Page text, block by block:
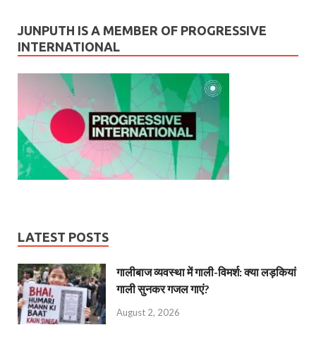
JUNPUTH IS A MEMBER OF PROGRESSIVE
INTERNATIONAL
LATEST POSTS
गालीबाज व्‍यवस्‍था में गाली-विमर्श: क्या लड़कियां
गाली सुनकर गजल गाएं?
August 2, 2026